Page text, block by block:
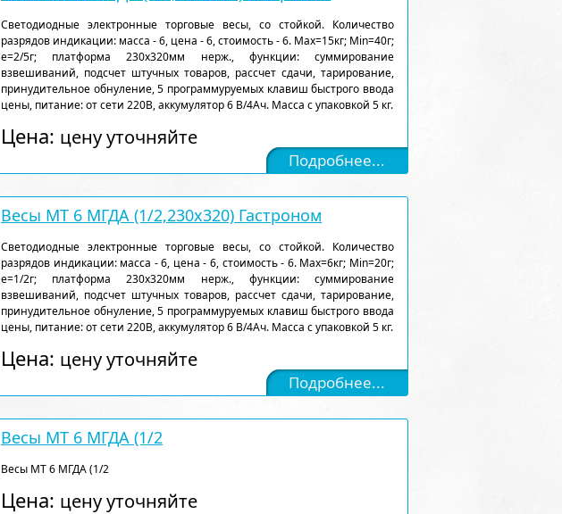
Светодиодные электронные торговые весы, со стойкой. Количество
разрядов индикации: масса - 6, цена - 6, стоимость - 6. Max=15кг; Min=40г;
e=2/5г; платформа 230х320мм нерж., функции: суммирование
взвешиваний, подсчет штучных товаров, рассчет сдачи, тарирование,
принудительное обнуление, 5 программуруемых клавиш быстрого ввода
цены, питание: от сети 220В, аккумулятор 6 В/4Ач. Масса с упаковкой 5 кг.
Цена: цену уточняйте
Подробнее...
Весы МТ 6 МГДА (1/2,230х320) Гастроном
Светодиодные электронные торговые весы, со стойкой. Количество
разрядов индикации: масса - 6, цена - 6, стоимость - 6. Max=6кг; Min=20г;
e=1/2г; платформа 230х320мм нерж., функции: суммирование
взвешиваний, подсчет штучных товаров, рассчет сдачи, тарирование,
принудительное обнуление, 5 программуруемых клавиш быстрого ввода
цены, питание: от сети 220В, аккумулятор 6 В/4Ач. Масса с упаковкой 5 кг.
Цена: цену уточняйте
Подробнее...
Весы МТ 6 МГДА (1/2
Весы МТ 6 МГДА (1/2
Цена: цену уточняйте